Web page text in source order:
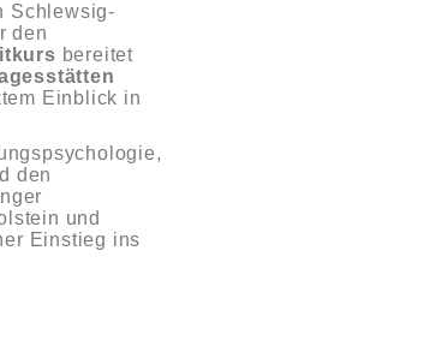
Schlewsig-
den
bereitet
Einblick in
den
und
Einstieg ins